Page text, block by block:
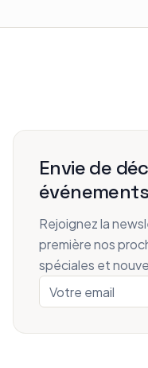
Envie de
Rejoignez la
première nos
spéciales et